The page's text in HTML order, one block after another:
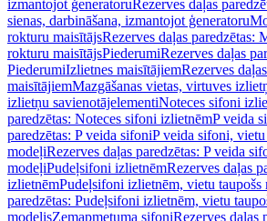
izmantojot ģeneratoruRezerves daļas
sienas, darbināšana, izmantojot ģeneratoru
rokturu maisītājsRezerves daļas paredzētas:
rokturu maisītājsPiederumiRezerves daļas
PiederumiIzlietnes maisītājiemRezerves
maisītājiemMazgāšanas vietas, virtuves
izlietņu savienotājelementiNoteces sifoni
paredzētas: Noteces sifoni izlietnēmP veida
paredzētas: P veida sifoniP veida sifoni, vietu
modeļiRezerves daļas paredzētas: P veida
modeļiPudeļsifoni izlietnēmRezerves daļas
izlietnēmPudeļsifoni izlietnēm, vietu taupošs
paredzētas: Pudeļsifoni izlietnēm, vietu
modelisZemapmetuma sifoniRezerves daļas